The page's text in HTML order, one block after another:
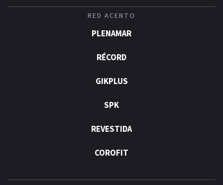
RED ACENTO
PLENAMAR
RÉCORD
GIKPLUS
SPK
REVESTIDA
COROFIT